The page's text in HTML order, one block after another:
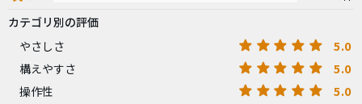
カテゴリ別の評価
やさしさ
5.0
構えやすさ 5.0
操作性 5.0